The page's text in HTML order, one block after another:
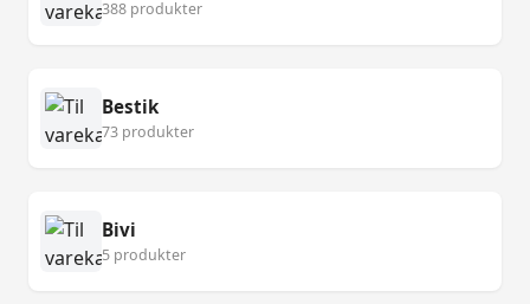
388 produkter
Bestik
73 produkter
Bivi
5 produkter